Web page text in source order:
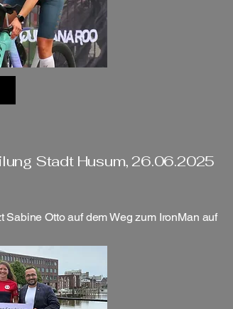
Stadt Husum, 26.06.2025
Sabine Otto auf dem Weg zum IronMan auf